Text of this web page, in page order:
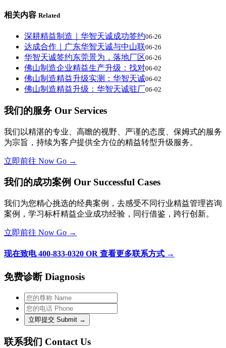
相关内容 Related
深耕精益制造｜华智天诚成功签约06-26
达成合作｜广东华智天诚与中山联06-26
华智天诚签约东莞景为，落地厂区06-26
佛山制造企业精益生产升级：找对06-02
佛山制造精益升级实测：华智天诚06-02
佛山制造精益升级：华智天诚驻厂06-02
我们的服务 Our Services
我们以精湛的专业、高瞻的视野、严谨的态度、保姆式的服务
为宗旨，持续为客户提供全方位的精益转型升级服务。
立即前往 Now Go →
我们的成功案例 Our Successful Cases
我们为您精心挑选的经典案例，去感受不同行业精益管理咨询
案例，学习标杆精益企业成功经验，同行借鉴，跨行创新。
立即前往 Now Go →
现在致电 400-833-0320 OR 查看更多联系方式 →
免费诊断 Diagnosis
联系我们 Contact Us